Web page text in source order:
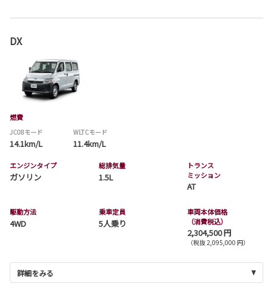
DX
燃費
JC08モード
14.1km/L
WLTCモード
11.4km/L
エンジンタイプ
ガソリン
総排気量
1.5L
トランス
ミッション
AT
駆動方法
4WD
乗車定員
5人乗り
車両本体価格
（消費税込）
2,304,500 円
（税抜 2,095,000 円）
詳細をみる